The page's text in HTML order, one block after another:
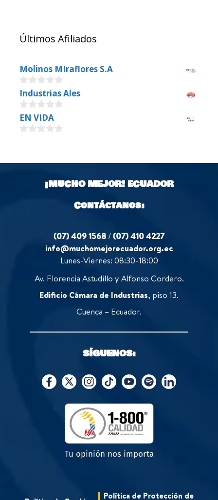
Últimos Afiliados
Molinos MIraflores S.A
0
o
u
t
o
f
Industrias Ales
0
o
u
5
EN VIDA
t
¡MUCHO MEJOR!ECUADOR
Contáctanos:
(07) 409 1568 /(07) 410 4227
info@muchomejorecuador.org.ec
Lunes-Viernes: 08:30-18:00
Av. Florencia Astudillo y Alfonso Cordero.
Edificio Cámara de Industrias, piso 13.
Cuenca – Ecuador.
SÍGUENOS:
Tu opinión nos importa
Política de Protección de